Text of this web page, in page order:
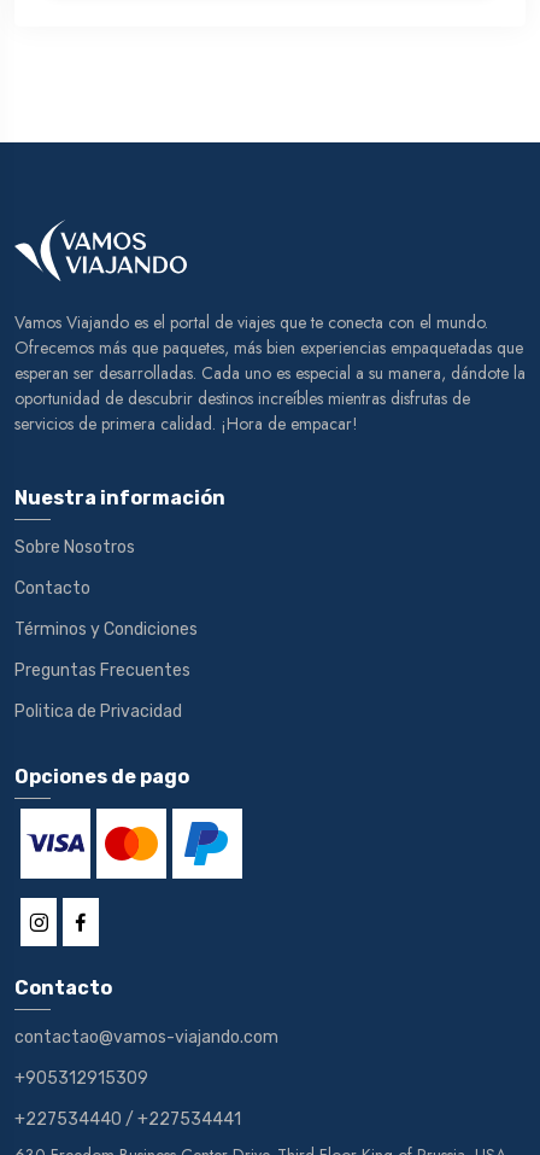
Vamos Viajando es el portal de viajes que te conecta con el mundo.
Ofrecemos más que paquetes, más bien experiencias empaquetadas que
esperan ser desarrolladas. Cada uno es especial a su manera, dándote la
oportunidad de descubrir destinos increíbles mientras disfrutas de
servicios de primera calidad. ¡Hora de empacar!
Nuestra información
Sobre Nosotros
Contacto
Términos y Condiciones
Preguntas Frecuentes
Politica de Privacidad
Opciones de pago
Contacto
contactao@vamos-viajando.com
+905312915309
+227534440 / +227534441